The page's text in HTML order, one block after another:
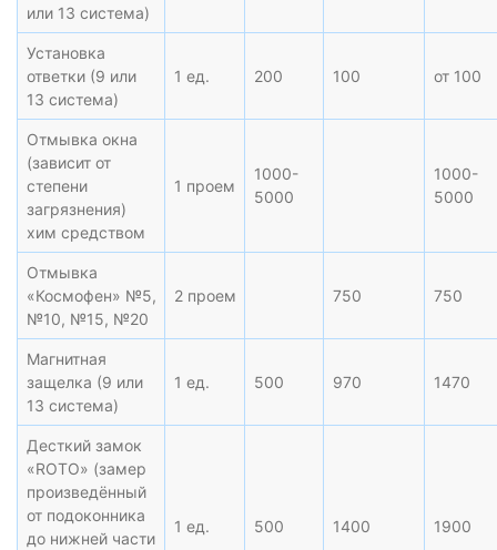
или 13 система)
Установка
ответки (9 или
13 система)
1 ед. 200 100 от 100
Отмывка окна
(зависит от
степени
загрязнения)
хим средством
1 проем
1000-
5000
1000-
5000
Отмывка
«Космофен» №5,
№10, №15, №20
2 проем 750 750
Магнитная
защелка (9 или
13 система)
1 ед. 500 970 1470
Десткий замок
«ROTO» (замер
произведённый
от подоконника
до нижней части
1 ед. 500 1400 1900